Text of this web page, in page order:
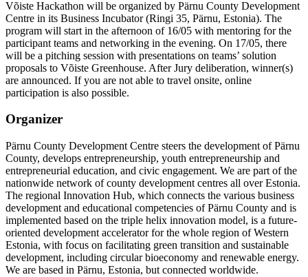
Võiste Hackathon will be organized by Pärnu County Development
Centre in its Business Incubator (Ringi 35, Pärnu, Estonia). The
program will start in the afternoon of 16/05 with mentoring for the
participant teams and networking in the evening. On 17/05, there
will be a pitching session with presentations on teams’ solution
proposals to Võiste Greenhouse. After Jury deliberation, winner(s)
are announced. If you are not able to travel onsite, online
participation is also possible.
Organizer
Pärnu County Development Centre steers the development of Pärnu
County, develops entrepreneurship, youth entrepreneurship and
entrepreneurial education, and civic engagement. We are part of the
nationwide network of county development centres all over Estonia.
The regional Innovation Hub, which connects the various business
development and educational competencies of Pärnu County and is
implemented based on the triple helix innovation model, is a future-
oriented development accelerator for the whole region of Western
Estonia, with focus on facilitating green transition and sustainable
development, including circular bioeconomy and renewable energy.
We are based in Pärnu, Estonia, but connected worldwide.